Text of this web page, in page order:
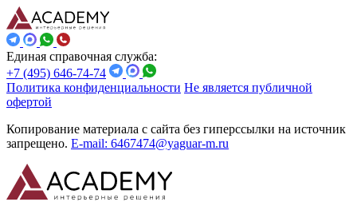
Единая справочная служба:
+7 (495) 646-74-74
Политика конфиденциальности Не является публичной
офертой
Копирование материала с сайта без гиперссылки на источник
запрещено. E-mail: 6467474@yaguar-m.ru